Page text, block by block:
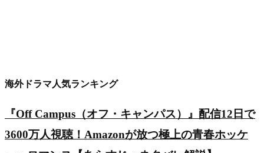
海外ドラマ人気ランキング
『Off Campus（オフ・キャンパス）』配信12日で
3600万人視聴！Amazonが放つ極上の青春ホッケ